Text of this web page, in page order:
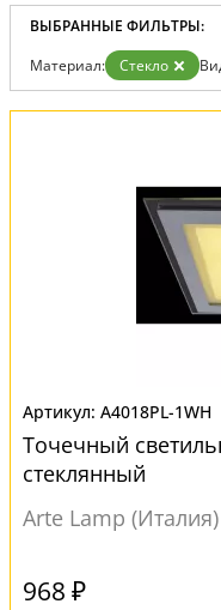
ВЫБРАННЫЕ ФИЛЬТРЫ:
Материал: Стекло
A4018PL-1WH
Точечный
стеклянный
Arte Lamp (Италия)
968 ₽